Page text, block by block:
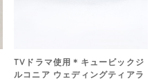
TVドラマ使用＊キュービックジ
ルコニア ウェディングティアラ